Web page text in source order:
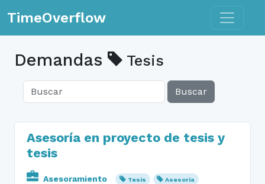
TimeOverflow Toggle
Demandas Tesis
Buscar
Asesoría en proyecto de tesis y
tesis
Asesoramiento Tesis Asesoría